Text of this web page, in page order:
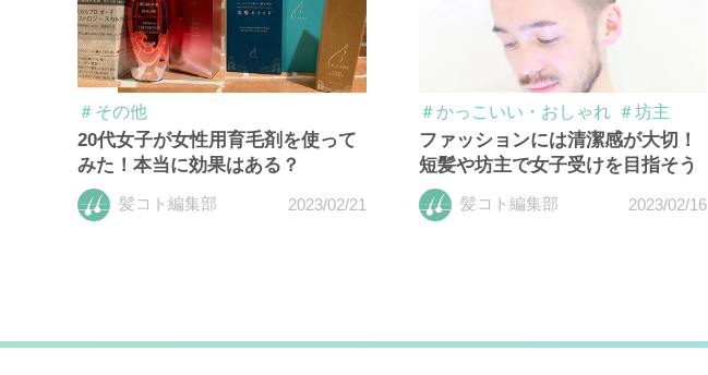
＃その他
20代女子が女性用育毛剤を使って
みた！本当に効果はある？
髪コト編集部 2023/02/21
＃かっこいい・おしゃれ ＃坊主
ファッションには清潔感が大切！
短髪や坊主で女子受けを目指そう
髪コト編集部 2023/02/16